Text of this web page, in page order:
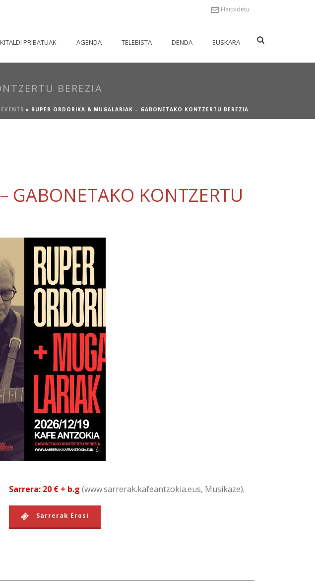
Harpidetu
PRIBATUAK AGENDA TELEBISTA DENDA EUSKARA
BEREZIA
EVENTS » RUPER ORDORIKA & MUGALARIAK – GABONETAKO KONTZERTU BEREZIA
GABONETAKO KONTZERTU
Sarrera: 20 € + b.g (www.sarrerak.kafeantzokia.eus, Musikaze).
Sarrerak Erosi